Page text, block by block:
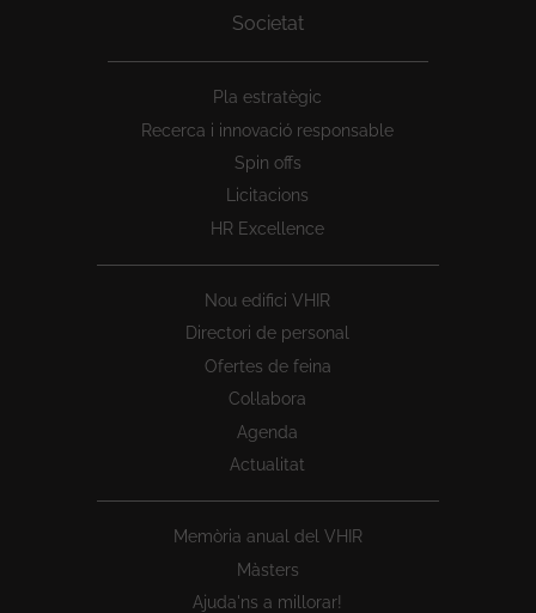
Societat
Pla estratègic
Recerca i innovació responsable
Spin offs
Licitacions
HR Excellence
Nou edifici VHIR
Directori de personal
Ofertes de feina
Col·labora
Agenda
Actualitat
Memòria anual del VHIR
Màsters
Ajuda'ns a millorar!